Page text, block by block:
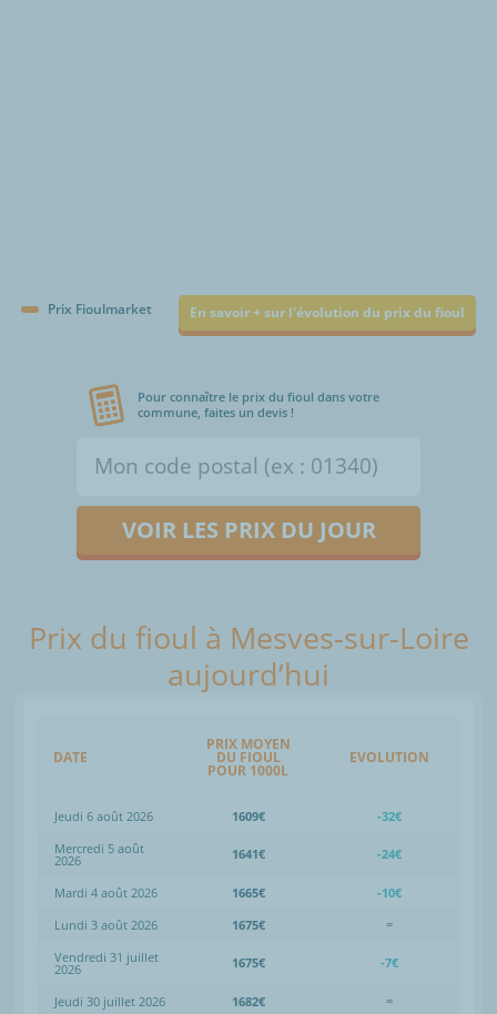
Prix Fioulmarket En savoir + sur l'évolution du prix du fioul
Pour connaître le prix du fioul dans votre
commune, faites un devis !
VOIR LES PRIX DU JOUR
Prix du fioul à Mesves-sur-Loire
aujourd’hui
DATE
PRIX MOYEN
DU FIOUL
POUR 1000L
EVOLUTION
Jeudi 6 août 2026 1609€
-32€
Mercredi 5 août
2026 1641€ -24€
Mardi 4 août 2026 1665€
-10€
Lundi 3 août 2026
1675€
=
Vendredi 31 juillet
2026 1675€ -7€
Jeudi 30 juillet 2026 1682€
=